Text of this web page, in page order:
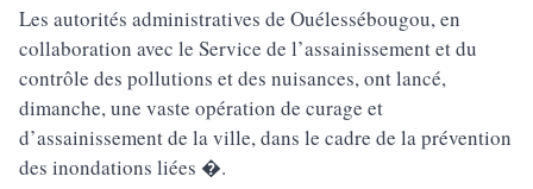
Les autorités administratives de Ouélessébougou, en
collaboration avec le Service de l’assainissement et du
contrôle des pollutions et des nuisances, ont lancé,
dimanche, une vaste opération de curage et
d’assainissement de la ville, dans le cadre de la prévention
des inondations liées �.